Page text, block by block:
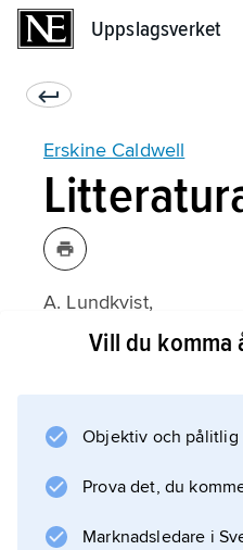
Uppslagsverket
Erskine Caldwell
A. Lundkvist,
Diktare och avslöjare
Information om
Vill du komma
Objektiv och pålitlig
Prova det, du
Marknadsledare i